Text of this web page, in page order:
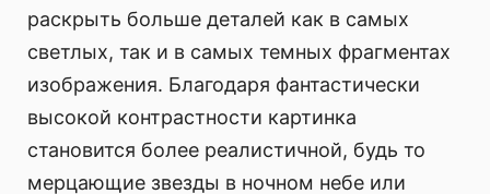
раскрыть больше деталей как в самых
светлых, так и в самых темных фрагментах
изображения. Благодаря фантастически
высокой контрастности картинка
становится более реалистичной, будь то
мерцающие звезды в ночном небе или